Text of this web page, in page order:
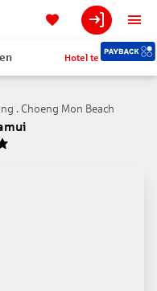
Hotel teilen
. Choeng Mon Beach